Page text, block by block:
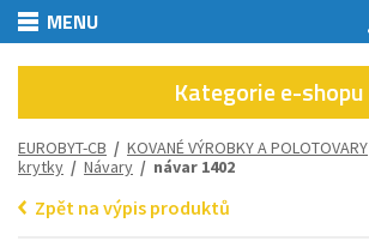
MENU
Kategorie e-shopu
EUROBYT-CB / KOVANÉ VÝROBKY A POLOTOVARY
krytky / Návary / návar 1402
Zpět na výpis produktů